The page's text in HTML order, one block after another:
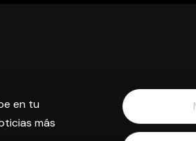
en tu
más